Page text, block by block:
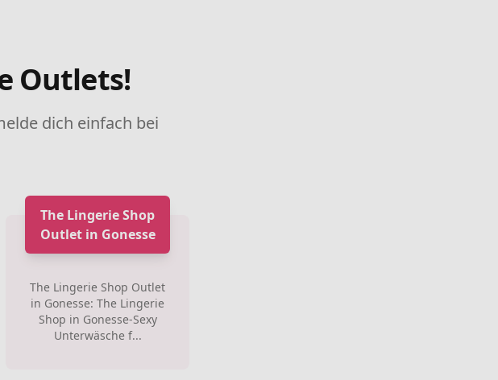
Outlets!
dich einfach bei
The Lingerie Shop
Outlet in Gonesse
The Lingerie Shop Outlet
in Gonesse: The Lingerie
Shop in Gonesse-Sexy
Unterwäsche f...